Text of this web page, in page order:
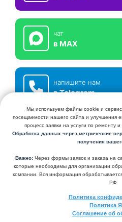
чат
в MAX
напишите нам
в Telegram
СЕРВИСНЫЙ ЦЕНТР
УСТАНОВКА И ОБСЛУЖИВАНИЕ